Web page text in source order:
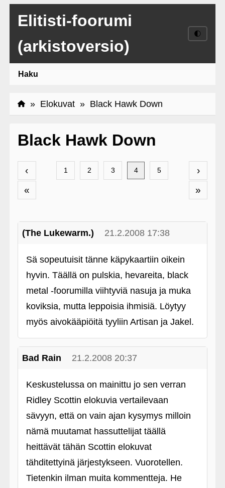
Elitisti-foorumi
(arkistoversio)
🌓
Haku
» Elokuvat» Black Hawk Down
Black Hawk Down
‹
«
›
»
1 2 3 4 5
(The Lukewarm.) 21.2.2008 17:38
Sä sopeutuisit tänne käpykaartiin oikein
hyvin. Täällä on pulskia, hevareita, black
metal ‑foorumilla viihtyviä nasuja ja muka
koviksia, mutta leppoisia ihmisiä. Löytyy
myös aivokääpiöitä tyyliin Artisan ja Jakel.
Bad Rain 21.2.2008 20:37
Keskustelussa on mainittu jo sen verran
Ridley Scottin elokuvia vertailevaan
sävyyn, että on vain ajan kysymys milloin
nämä muutamat hassuttelijat täällä
heittävät tähän Scottin elokuvat
tähditettyinä järjestykseen. Vuorotellen.
Tietenkin ilman muita kommentteja. He